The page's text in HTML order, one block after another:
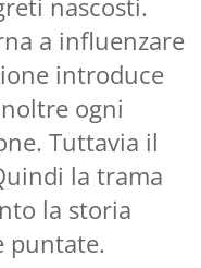
a influenzare
introduce
ogni
Tuttavia il
la trama
la storia
puntate.